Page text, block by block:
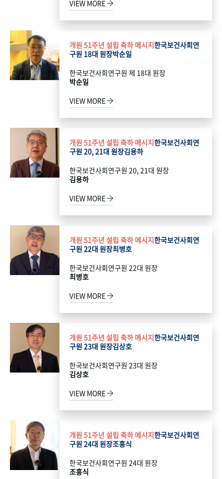
VIEW MORE
개원 51주년 설립 축하 메시지한국보건사회연
구원 18대 원장박순일
한국보건사회연구원 제 18대 원장
박순일
VIEW MORE
개원 51주년 설립 축하 메시지한국보건사회연
구원 20, 21대 원장김용하
한국보건사회연구원 20, 21대 원장
김용하
VIEW MORE
개원 51주년 설립 축하 메시지한국보건사회연
구원 22대 원장최병호
한국보건사회연구원 22대 원장
최병호
VIEW MORE
개원 51주년 설립 축하 메시지한국보건사회연
구원 23대 원장김상호
한국보건사회연구원 23대 원장
김상호
VIEW MORE
개원 51주년 설립 축하 메시지한국보건사회연
구원 24대 원장조흥식
한국보건사회연구원 24대 원장
조흥식